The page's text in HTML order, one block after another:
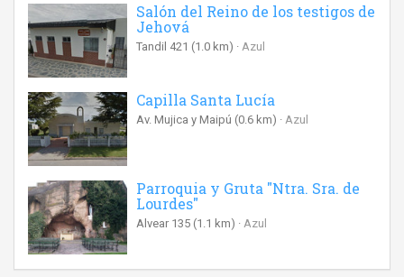
Salón del Reino de los testigos de
Jehová
Tandil 421 (1.0 km) Azul
Capilla Santa Lucía
Av. Mujica y Maipú (0.6 km) Azul
Parroquia y Gruta "Ntra. Sra. de
Lourdes"
Alvear 135 (1.1 km) Azul